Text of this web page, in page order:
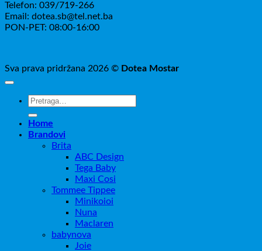
Telefon: 039/719-266
Email: dotea.sb@tel.net.ba
PON-PET: 08:00-16:00
Sva prava pridržana 2026 © Dotea Mostar
Pretraži:
Home
Brandovi
Brita
ABC Design
Tega Baby
Maxi Cosi
Tommee Tippee
Minikoioi
Nuna
Maclaren
babynova
Joie